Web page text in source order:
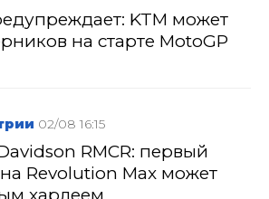
KTM может
на старте MotoGP
02/08 16:15
RMCR: первый
Revolution Max может